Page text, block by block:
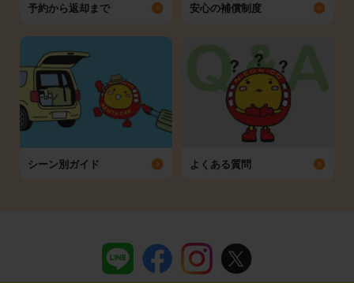
予約から返却まで 安心の補償制度
シーン別ガイド よくある質問